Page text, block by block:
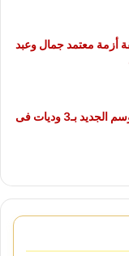
أزمة معتمد جمال وعبد
المصرى يرفع جاهزيته للموسم الجديد بـ3 وديات فى